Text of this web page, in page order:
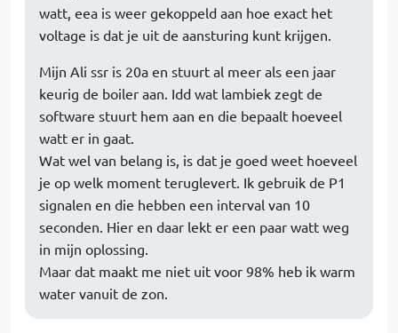
watt, eea is weer gekoppeld aan hoe exact het
voltage is dat je uit de aansturing kunt krijgen.
Mijn Ali ssr is 20a en stuurt al meer als een jaar
keurig de boiler aan. Idd wat lambiek zegt de
software stuurt hem aan en die bepaalt hoeveel
watt er in gaat.
Wat wel van belang is, is dat je goed weet hoeveel
je op welk moment teruglevert. Ik gebruik de P1
signalen en die hebben een interval van 10
seconden. Hier en daar lekt er een paar watt weg
in mijn oplossing.
Maar dat maakt me niet uit voor 98% heb ik warm
water vanuit de zon.